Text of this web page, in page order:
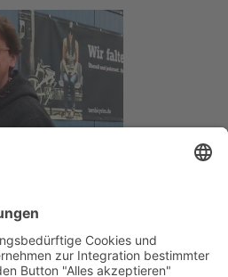
Online Marine Spezialist sein,